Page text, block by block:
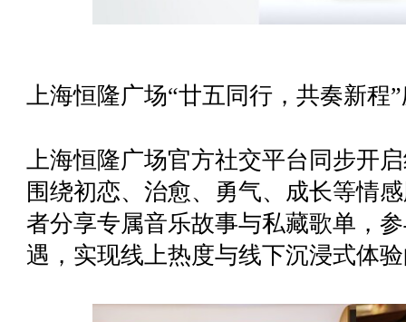
上海恒隆广场“廿五同行，共奏新程
上海恒隆广场官方社交平台同步开
围绕初恋、治愈、勇气、成长等情
者分享专属音乐故事与私藏歌单，
遇，实现线上热度与线下沉浸式体